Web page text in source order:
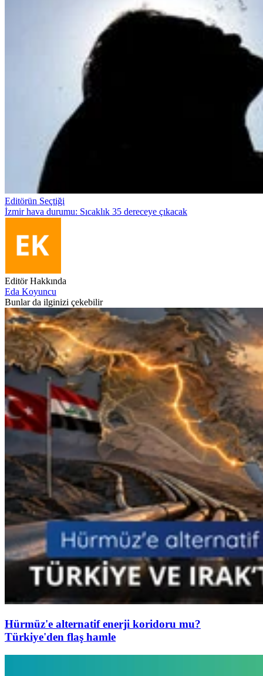
Editörün Seçtiği
İzmir hava durumu: Sıcaklık 35 dereceye çıkacak
Editör Hakkında
Eda Koyuncu
Bunlar da ilginizi çekebilir
Hürmüz'e alternatif enerji koridoru mu?
Türkiye'den flaş hamle